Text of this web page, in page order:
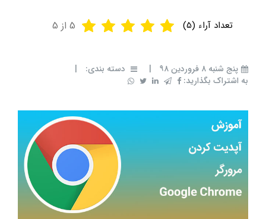
تعداد آراء (5
)
5 از 5
پنج شنبه ۸ فروردین ۹۸ | دسته بندی:
|
به اشتراک بگذارید: